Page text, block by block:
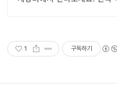
1 구독하기